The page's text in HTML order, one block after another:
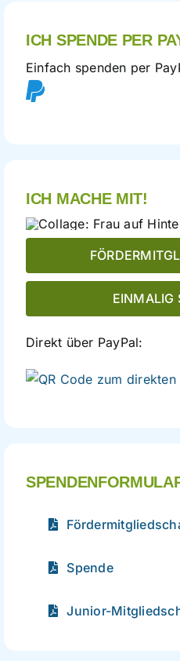
ICH SPENDE PER
Einfach spenden per
ICH MACHE MIT!
EINMALIG
Direkt über PayPal:
Spende
Junior-